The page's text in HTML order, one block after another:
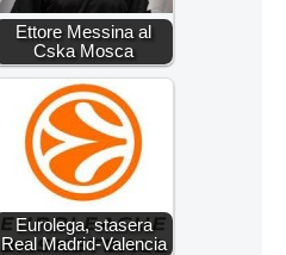
Ettore Messina al
Cska Mosca
Eurolega, stasera
Real Madrid-Valencia